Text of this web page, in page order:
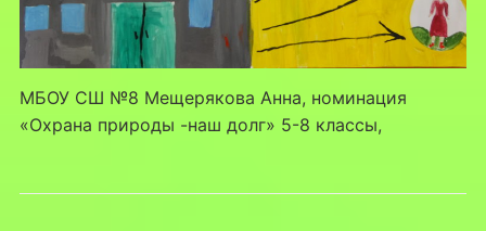
МБОУ СШ №8 Мещерякова Анна, номинация
«Охрана природы -наш долг» 5-8 классы,